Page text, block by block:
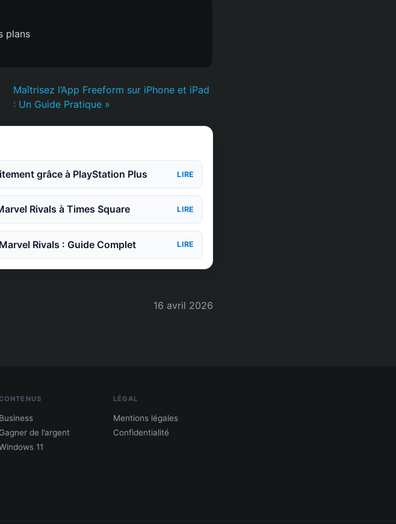
plans
Maîtrisez l’App Freeform sur iPhone et iPad
: Un Guide Pratique »
grâce à PlayStation Plus LIRE
Rivals à Times Square LIRE
Rivals : Guide Complet LIRE
16 avril 2026
Business
Gagner de l’argent
11
LÉGAL
Mentions légales
Confidentialité